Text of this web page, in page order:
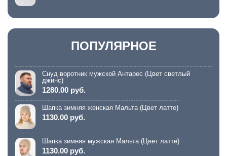
ПОПУЛЯРНОЕ
Снуд воротник мужской Антарес (Цвет светлый
джинс)
1280.00 руб.
Шапка зимняя женская Мальта (Цвет латте)
1130.00 руб.
Шапка зимняя мужская Мальта (Цвет латте)
1130.00 руб.